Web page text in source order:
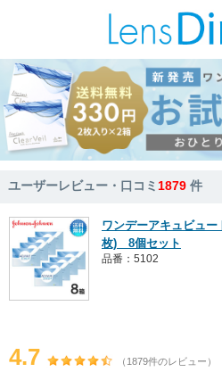
ユーザーレビュー・口コミ1879 件
ワンデーアキュビュー
枚) 8個セット
品番：5102
4.7 （1879件のレビュー）